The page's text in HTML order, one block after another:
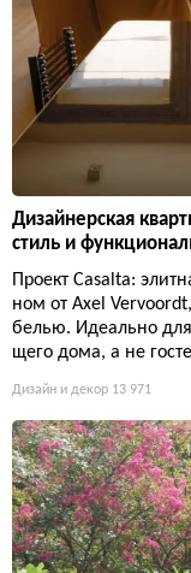
Дизайнерская
стиль и
Проект Casalta:
ном от Axel
белью. Идеально
щего дома, а не
Дизайн и декор 13 971